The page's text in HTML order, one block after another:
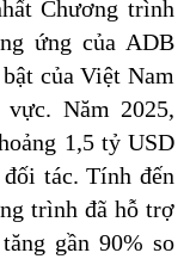
Chương trình
ứng của ADB
của Việt Nam
Năm 2025,
1,5 tỷ USD
tác. Tính đến
trình đã hỗ trợ
gần 90% so